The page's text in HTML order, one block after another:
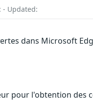
- Updated:
dans Microsoft
pour l'obtention des